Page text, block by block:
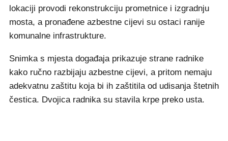
lokaciji provodi rekonstrukciju prometnice i izgradnju
mosta, a pronađene azbestne cijevi su ostaci ranije
komunalne infrastrukture.
Snimka s mjesta događaja prikazuje strane radnike
kako ručno razbijaju azbestne cijevi, a pritom nemaju
adekvatnu zaštitu koja bi ih zaštitila od udisanja štetnih
čestica. Dvojica radnika su stavila krpe preko usta.